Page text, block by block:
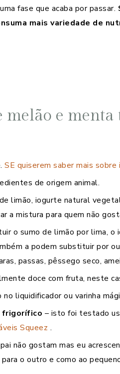
fase que acaba por passar.
mais variedade de
melão e
SE quiserem saber mais sobre
de origem animal.
limão, iogurte natural
a mistura para quem não
o sumo de limão por lima,
a podem substituir por
passas, pêssego seco,
doce com fruta, neste
liquidificador ou varinha
frigorífico – isto foi testado
Squeez .
não gostam mas eu
o outro e como ao